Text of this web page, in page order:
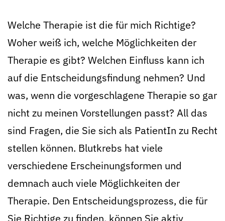
Welche Therapie ist die für mich Richtige?
Woher weiß ich, welche Möglichkeiten der
Therapie es gibt? Welchen Einfluss kann ich
auf die Entscheidungsfindung nehmen? Und
was, wenn die vorgeschlagene Therapie so gar
nicht zu meinen Vorstellungen passt? All das
sind Fragen, die Sie sich als PatientIn zu Recht
stellen können. Blutkrebs hat viele
verschiedene Erscheinungsformen und
demnach auch viele Möglichkeiten der
Therapie. Den Entscheidungsprozess, die für
Sie Richtige zu finden, können Sie aktiv